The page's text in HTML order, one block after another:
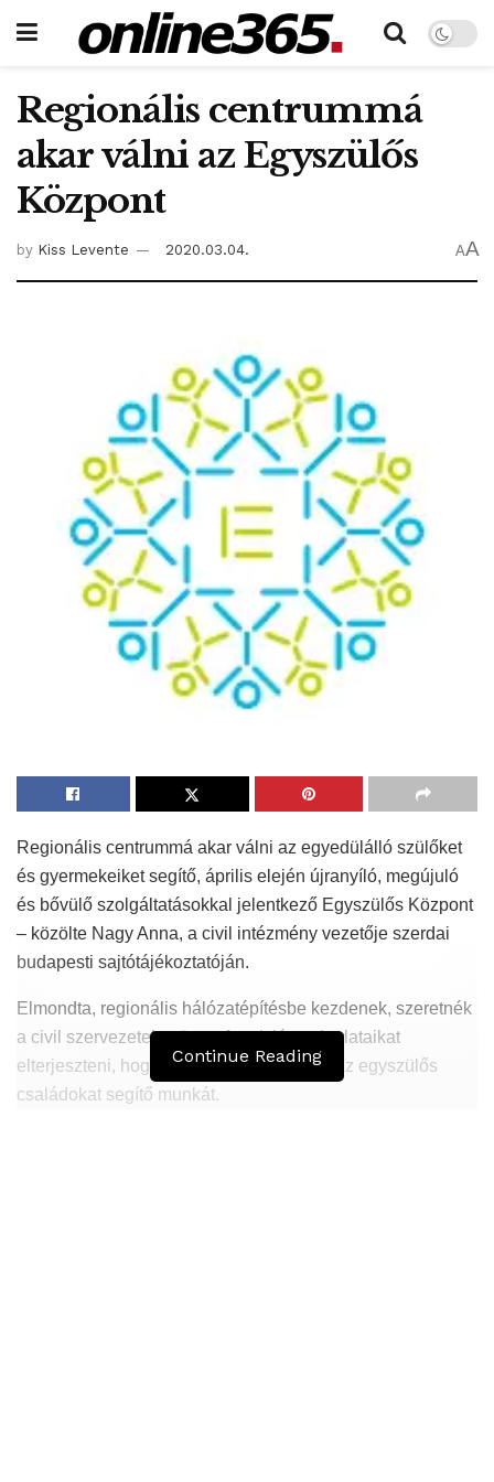
Regionális centrummá
akar válni az Egyszülős
Központ
by Kiss Levente 2020.03.04. AA
Regionális centrummá akar válni az egyedülálló szülőket
és gyermekeiket segítő, április elején újranyíló, megújuló
és bővülő szolgáltatásokkal jelentkező Egyszülős Központ
– közölte Nagy Anna, a civil intézmény vezetője szerdai
budapesti sajtótájékoztatóján.
Elmondta, regionális hálózatépítésbe kezdenek, szeretnék
a civil szervezeteket összefogni, jó gyakorlataikat
elterjeszteni, hogy hatékonyabbá tegyék az egyszülős
családokat segítő munkát.
Continue Reading